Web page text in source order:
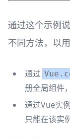
通过这个示例
不同方法，以
通过
册全局组件
通过Vue实
只能在该实